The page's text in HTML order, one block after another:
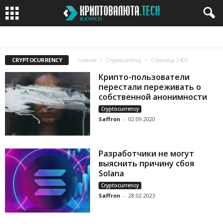
CRYPTOCURRENCY Главная Cryptocurrency Страница 2409
Крипто-пользователи
перестали переживать о
собственной анонимности
Cryptocurrency
Saffron - 02.09.2020
Разработчики не могут
выяснить причину сбоя
Solana
Cryptocurrency
Saffron - 28.02.2023